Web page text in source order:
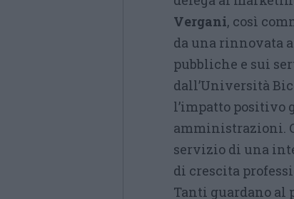
Vergani, così
da una rinnovata
pubbliche e sui
dall’Università
l’impatto positivo
amministrazioni.
servizio di una
di crescita
Tanti guardano al